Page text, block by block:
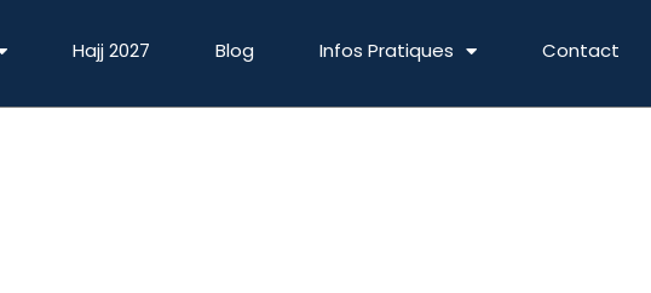
Hajj 2027 Blog Infos Pratiques Contact